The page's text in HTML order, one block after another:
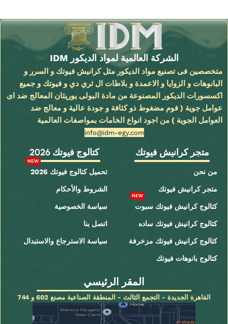
الشركة العالمية لمواد الديكور IDM
متخصصين فى تصنيع مواد الديكور مثل كرانيش فيوتك و السرر و
البانوهات و الزوايا و الاعمدة و بلاطات ال ثري دي و فيوتك و جميع
اكسسورات الديكور المصنوعة من مادة البولى يوريثان المعالج ضد اى
عوامل جوية ( فوم مضغوط ذو كثافة و جودة عالية و معالج ضد
العوامل الجوية ) من اجود انواع الخامات بمواصفات العالمية
info@idm-egy.com
متجر كرانيش فيوتك
من نحن
متجر كرانيش فيوتك
كتالوج كرانيش فيوتك سبوت
NEW
كتالوج كرانيش فيوتك ساده
كتالوج كرانيش فيوتك مزخرفة
كتالوج بانوهات فيوتك
كتالوج فيوتك 2026
تحميل كتالوج فيوتك 2026
NEW
الشروط والأحكام
سياسة الخصوصية
اتصل بنا
سياسة الاسترجاع والاستبدال
المقر الرئيسي
القاهرة الجديدة - التجمع الثالث - المنطقة الصناعية مصنع 602 و 744